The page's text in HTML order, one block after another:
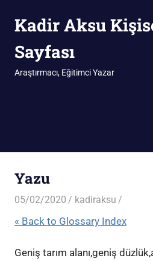
Kadir Aksu
Sayfası
Araştırmacı, Eğitimci Yazar
Yazu
05/02/2020 kadiraksu
« Back to Glossary Index
Geniş tarım alanı,geniş